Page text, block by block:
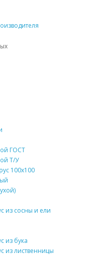
ГОСТ
Т/У
100х100
из сосны и ели
из бука
из лиственницы